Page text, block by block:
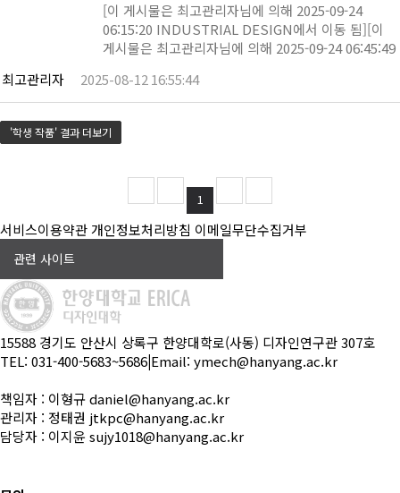
[이 게시물은 최고관리자님에 의해 2025-09-24
06:15:20 INDUSTRIAL DESIGN에서 이동 됨][이
게시물은 최고관리자님에 의해 2025-09-24 06:45:49
최고관리자 2025-08-12 16:55:44
'학생 작품' 결과 더보기
1
서비스이용약관개인정보처리방침 이메일무단수집거부
관련 사이트
15588 경기도 안산시 상록구 한양대학로(사동) 디자인연구관 307호
TEL: 031-400-5683~5686 Email: ymech@hanyang.ac.kr
책임자 : 이형규 daniel@hanyang.ac.kr
관리자 : 정태권 jtkpc@hanyang.ac.kr
담당자 : 이지윤 sujy1018@hanyang.ac.kr